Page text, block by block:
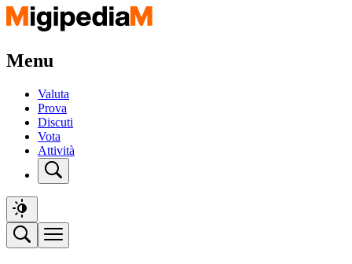
Menu
Valuta
Prova
Discuti
Vota
Attività